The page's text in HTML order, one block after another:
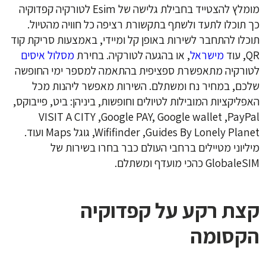
מומלץ להצטייד בחבילת גלישה של Esim לטורקיה קפדוקיה
כך תוכלו לתעד ולשתף בתקשורת רציפה כל חוויה מהטיול.
תוכלו להתחבר לשירות באופן קל ומיידי, באמצעות סריקת קוד
QR, עוד
מישראל, או בהגעה לטורקיה. בחירתמסלול איסים
לטורקיה מתאפשרת ספציפית בהתאמה למספר ימי החופשה
שלכם, במחיר נח ומשתלם. השירות מאפשר ליהנות מכל
האפליקציות המובילות לטיולים וחופשות, ביניהן: ביט, פייבוקס,
VISIT A CITY ,Google PAY, Google wallet ,PayPal
,Wififinder ,Guides By Lonely Planet גוגל Maps ועוד.
מיליוני מטיילים ברחבי העולם כבר בחרו בשירות של
GlobaleSIM כהכי מועדף ומשתלם.
קצת רקע על קפדוקיה
הקסומה